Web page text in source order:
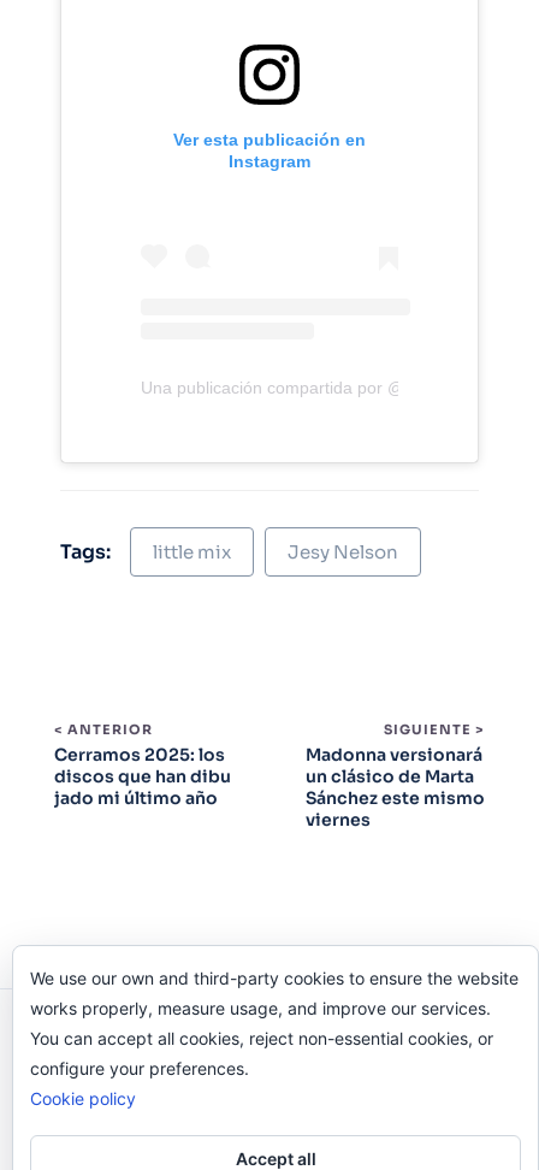
Ver esta publicación en
Instagram
Una publicación compartida por @jesynelson
Tags: little mix Jesy Nelson
< ANTERIOR
Cerramos 2025: los
discos que han dibu
jado mi último año
SIGUIENTE >
Madonna versionará
un clásico de Marta
Sánchez este mismo
viernes
Odi O'Malley © 2016-2025. Todos Los Derechos
Reservados.
We use our own and third-party cookies to ensure the website
works properly, measure usage, and improve our services.
You can accept all cookies, reject non-essential cookies, or
configure your preferences.
Cookie policy
Accept all